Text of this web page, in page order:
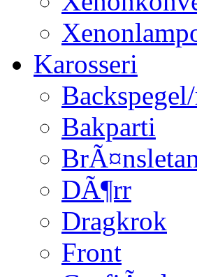
Karosseri
Bakparti
DÃ¶rr
Dragkrok
Front